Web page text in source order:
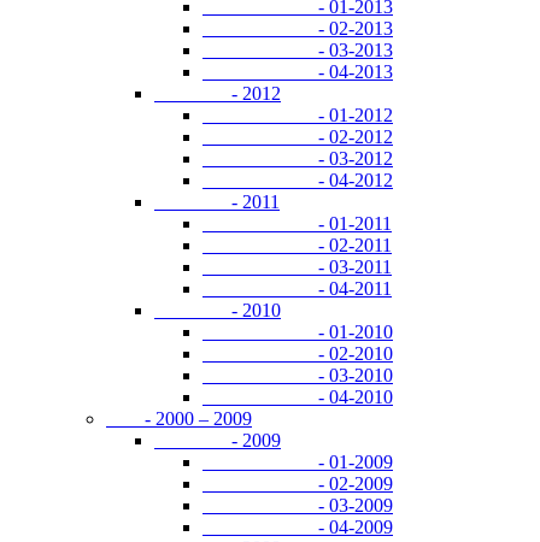
- 01-2013
- 02-2013
- 03-2013
- 04-2013
- 2012
- 01-2012
- 02-2012
- 03-2012
- 04-2012
- 2011
- 01-2011
- 02-2011
- 03-2011
- 04-2011
- 2010
- 01-2010
- 02-2010
- 03-2010
- 04-2010
- 2000 – 2009
- 2009
- 01-2009
- 02-2009
- 03-2009
- 04-2009